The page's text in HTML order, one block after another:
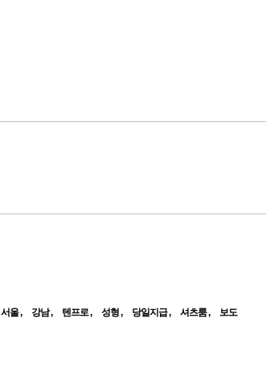
서울 강남 텐프로 성형 당일지급 셔츠룸 보도